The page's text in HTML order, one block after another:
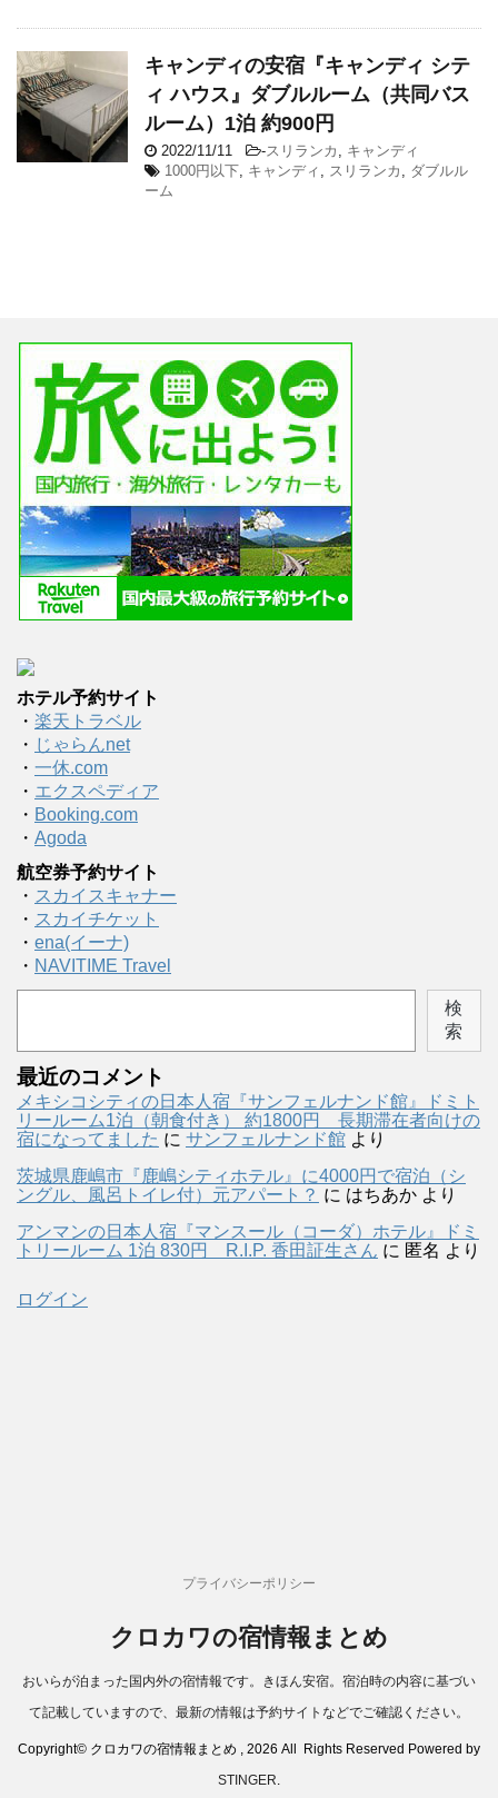
キャンディの安宿『キャンディ シテ
ィ ハウス』ダブルルーム（共同バス
ルーム）1泊 約900円
2022/11/11 -スリランカ
キャンディ
1000円以下 キャンディ スリランカ
ダブルル
ーム
ホテル予約サイト
・ 楽天トラベル
・ じゃらんnet
・ 一休.com
・ エクスペディア
・ Booking.com
・ Agoda
航空券予約サイト
・ スカイスキャナー
・ スカイチケット
・ ena(イーナ)
・ NAVITIME Travel
検
索
最近のコメント
メキシコシティの日本人宿『サンフェルナンド館』ドミト
リールーム1泊（朝食付き） 約1800円 長期滞在者向けの
宿になってました に サンフェルナンド館 より
茨城県鹿嶋市『鹿嶋シティホテル』に4000円で宿泊（シ
ングル、風呂トイレ付）元アパート？ に はちあか より
アンマンの日本人宿『マンスール（コーダ）ホテル』ドミ
トリールーム 1泊 830円 R.I.P. 香田証生さん に 匿名 より
ログイン
プライバシーポリシー
クロカワの宿情報まとめ
おいらが泊まった国内外の宿情報です。きほん安宿。宿泊時の内容に基づい
て記載していますので、最新の情報は予約サイトなどでご確認ください。
Copyright© クロカワの宿情報まとめ , 2026 All Rights Reserved Powered by
STINGER.